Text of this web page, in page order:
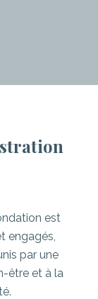
est
engagés,
par une
être et à la